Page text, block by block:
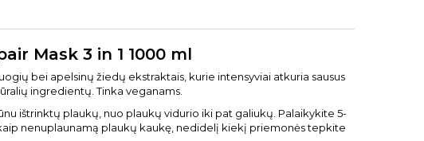
Mask 3 in 1 1000 ml
bei apelsinų žiedų ekstraktais, kurie intensyviai atkuria sausus
ingredientų. Tinka veganams.
ištrinktų plaukų, nuo plaukų vidurio iki pat galiukų. Palaikykite 5-
nenuplaunamą plaukų kaukę, nedidelį kiekį priemonės tepkite